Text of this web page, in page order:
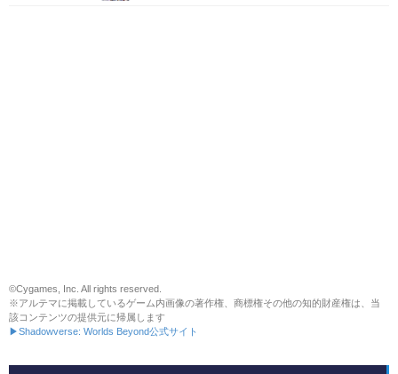
©Cygames, Inc. All rights reserved.
※アルテマに掲載しているゲーム内画像の著作権、商標権その他の知的財産権は、当
該コンテンツの提供元に帰属します
▶Shadowverse: Worlds Beyond公式サイト